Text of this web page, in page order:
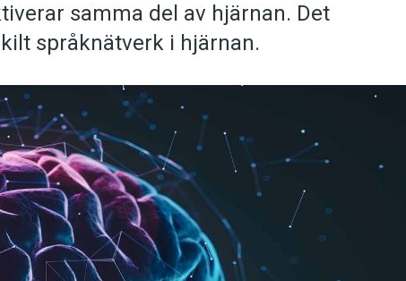
samma del av hjärnan. Det
språknätverk i hjärnan.